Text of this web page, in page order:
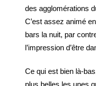
des agglomérations
C’est assez animé
bars la nuit, par
l’impression d’être
Ce qui est bien là-
plus belles les unes